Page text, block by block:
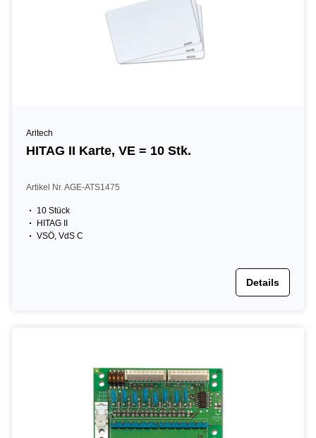
Aritech
HITAG II Karte, VE = 10 Stk.
Artikel Nr. AGE-ATS1475
10 Stück
HITAG II
VSÖ, VdS C
Details